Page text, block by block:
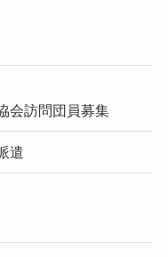
会訪問団員募集
遣